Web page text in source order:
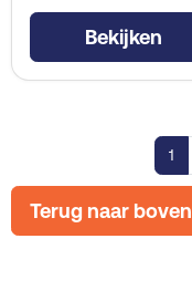
Bekijken
1
Terug naar boven